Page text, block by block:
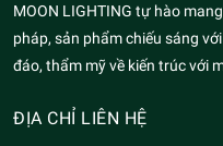
MOON LIGHTING tự hào
pháp, sản phẩm chiếu sáng
đáo, thẩm mỹ về kiến trúc với
ĐỊA CHỈ LIÊN HỆ